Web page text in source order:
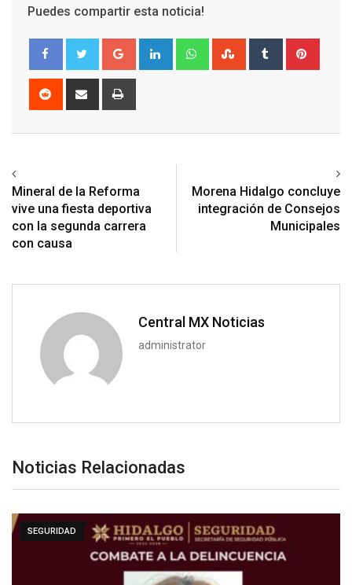
Puedes compartir esta noticia!
Google+ LinkedIn WhatsappStumbleUpon
Tumblr
Reddit
Share
Mineral de la Reforma
vive una fiesta deportiva
con la segunda carrera
con causa
Morena Hidalgo concluye
integración de Consejos
Municipales
Central MX Noticias
administrator
Noticias Relacionadas
SEGURIDAD